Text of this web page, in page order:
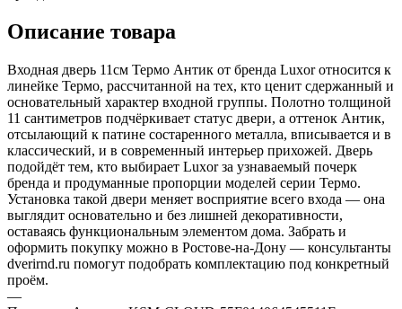
Описание товара
Входная дверь 11см Термо Антик от бренда Luxor относится к
линейке Термо, рассчитанной на тех, кто ценит сдержанный и
основательный характер входной группы. Полотно толщиной
11 сантиметров подчёркивает статус двери, а оттенок Антик,
отсылающий к патине состаренного металла, вписывается и в
классический, и в современный интерьер прихожей. Дверь
подойдёт тем, кто выбирает Luxor за узнаваемый почерк
бренда и продуманные пропорции моделей серии Термо.
Установка такой двери меняет восприятие всего входа — она
выглядит основательно и без лишней декоративности,
оставаясь функциональным элементом дома. Забрать и
оформить покупку можно в Ростове-на-Дону — консультанты
dverirnd.ru помогут подобрать комплектацию под конкретный
проём.
—